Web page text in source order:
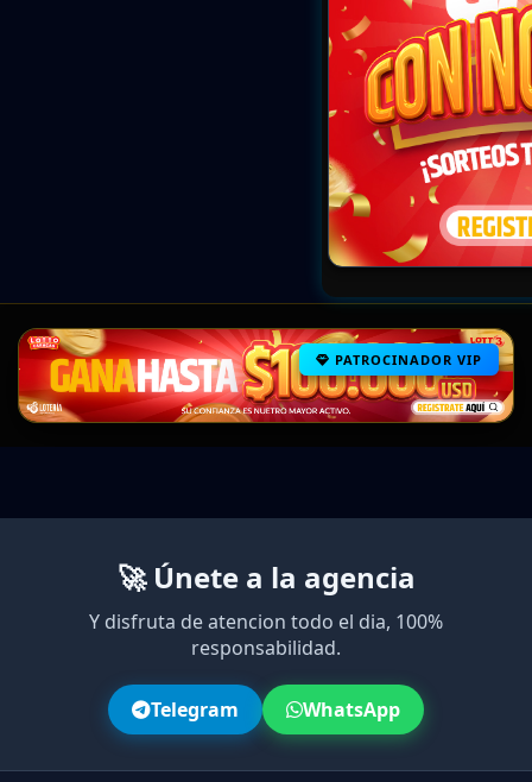
PATROCINADOR VIP
🚀 Únete a la agencia
Y disfruta de atencion todo el dia, 100%
responsabilidad.
Telegram WhatsApp